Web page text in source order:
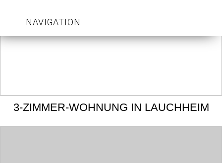
NAVIGATION
3-ZIMMER-WOHNUNG IN LAUCHHEIM